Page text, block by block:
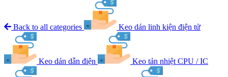
Back to all categories Keo dán linh kiện điện tử
Keo dán dẫn điện Keo tản nhiệt CPU / IC